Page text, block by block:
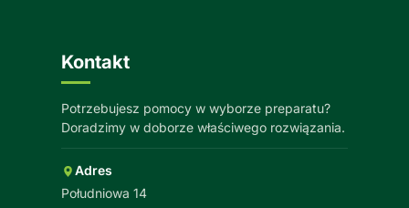
Kontakt
Potrzebujesz pomocy w wyborze preparatu?
Doradzimy w doborze właściwego rozwiązania.
Adres
Południowa 14